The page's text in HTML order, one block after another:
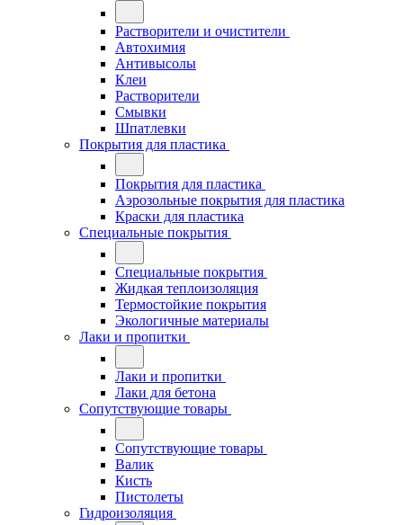
Растворители и очистители
Автохимия
Антивысолы
Клеи
Растворители
Смывки
Шпатлевки
Покрытия для пластика
Покрытия для пластика
Аэрозольные покрытия для пластика
Краски для пластика
Специальные покрытия
Специальные покрытия
Жидкая теплоизоляция
Термостойкие покрытия
Экологичные материалы
Лаки и пропитки
Лаки и пропитки
Лаки для бетона
Сопутствующие товары
Сопутствующие товары
Валик
Кисть
Пистолеты
Гидроизоляция